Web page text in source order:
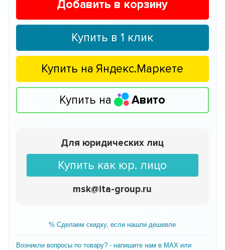
Добавить в корзину
Купить в 1 клик
Купить на Яндекс.Маркете
Купить на Авито
Для юридических лиц
Купить как юр. лицо
msk@ita-group.ru
% Сделаем скидку, если нашли дешевле
Возникли вопросы по товару? - напишите нам в MAX или